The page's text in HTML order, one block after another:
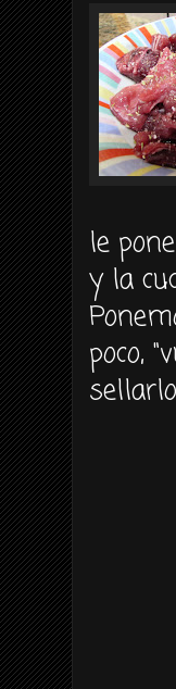
le
y la
poco,